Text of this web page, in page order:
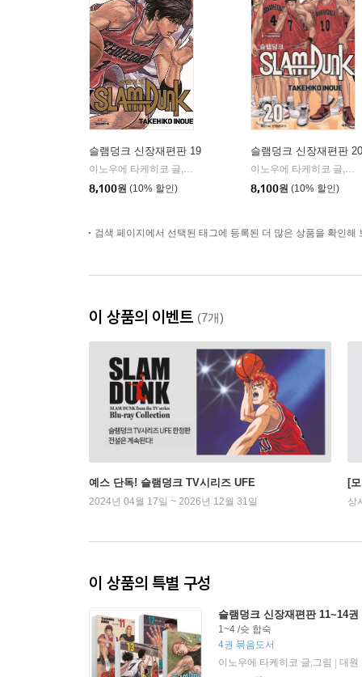
슬램덩크 신장재편판 19
이노우에 타케히코 글,그림
8,100원 (10% 할인)
슬램덩크 신장재편판 20
이노우에 타케히코 글,그림
8,100원 (10% 할인)
검색 페이지에서 선택된 태그에 등록된 더 많은 상품을 확인해
이 상품의 이벤트 (7개)
예스 단독! 슬램덩크 TV시리즈 UFE
2024년 04월 17일 ~ 2026년 12월 31일
[
상
이 상품의 특별 구성
슬램덩크 신장재편판 11~14권
1~4 /슛 합숙
4권 묶음도서
이노우에 타케히코 글,그림
대원